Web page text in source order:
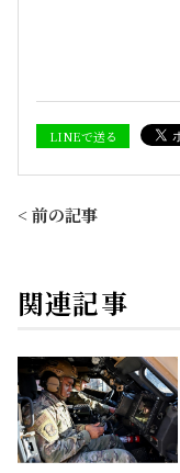
LINEで送る
< 前の記事
関連記事